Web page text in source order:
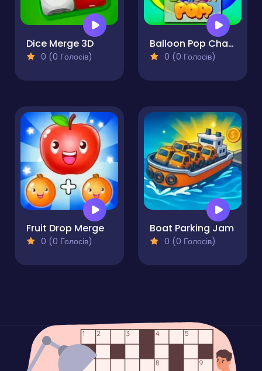
Dice Merge 3D
0 (0 Голосів)
Balloon Pop Challenge
0 (0 Голосів)
Fruit Drop Merge
0 (0 Голосів)
Boat Parking Jam
0 (0 Голосів)